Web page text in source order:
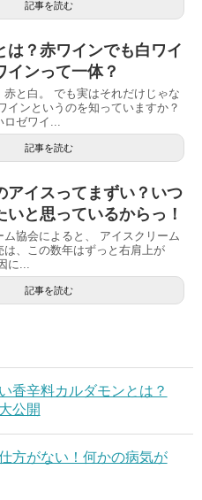
記事を読む
は？赤ワインでも白ワイ
インって一体？
赤と白。 でも実はそれだけじゃな
インというのを知っていますか？
ゼワイ...
記事を読む
アイスってまずい？いつ
いと思っているからっ！
ム協会によると、 アイスクリーム
は、この数年はずっと右肩上が
に...
記事を読む
香辛料カルダモンとは？
公開
方がない！何かの病気が